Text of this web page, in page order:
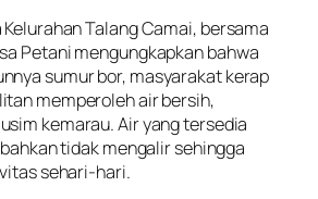
Talang Camai, bersama
Petani mengungkapkan bahwa
sumur bor, masyarakat kerap
memperoleh air bersih,
kemarau. Air yang tersedia
tidak mengalir sehingga
sehari-hari.